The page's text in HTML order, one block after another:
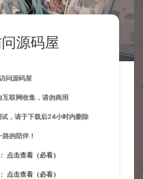
源码屋
问源码屋
互联网收集，请勿商用
，请于下载后24小时内删除
路的陪伴！
点击查看（必看）
点击查看（必看）